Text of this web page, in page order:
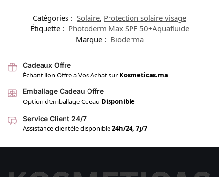
Catégories : Solaire, Protection solaire visage
Étiquette : Photoderm Max SPF 50+Aquafluide
Marque : Bioderma
Cadeaux Offre
Échantillon Offre a Vos Achat surKosmeticas.ma
Emballage Cadeau Offre
Option d’emballage Cdeau Disponible
Service Client 24/7
Assistance clientèle disponible24h/24, 7j/7